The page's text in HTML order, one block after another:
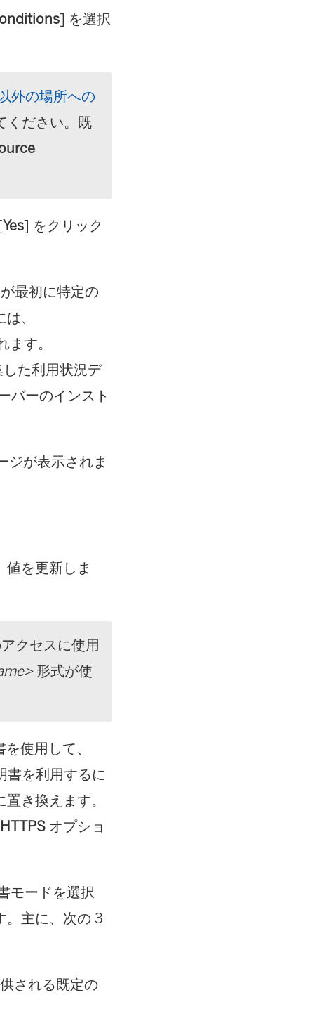
] を選択
外の場所への
ください。既
Yes] をクリック
最初に特定の
、
す。
た利用状況デ
バーのインスト
ジが表示されま
を更新しま
クセスに使用
形式が使
使用して、
書を利用するに
き換えます。
オプショ
モードを選択
。主に、次の 3
される既定の